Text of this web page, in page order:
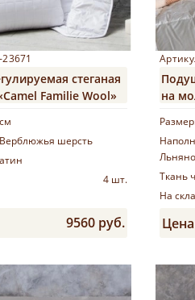
стеганая
Familie Wool»
Верблюжья шерсть
4 шт.
9560 руб.
на
Ткань
На
Цена